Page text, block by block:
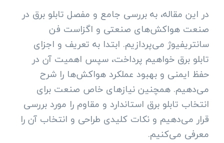
در این مقاله، به بررسی جامع و مفصل تابلو برق در
صنعت هواکش‌های صنعتی و اگزاست فن
سانتریفیوژ می‌پردازیم. ابتدا به تعریف و اجزای
تابلو برق خواهیم پرداخت، سپس اهمیت آن در
حفظ ایمنی و بهبود عملکرد هواکش‌ها را شرح
می‌دهیم. همچنین نیازهای خاص صنعت برای
انتخاب تابلو برق استاندارد و مقاوم را مورد بررسی
قرار می‌دهیم و نکات کلیدی طراحی و انتخاب آن را
معرفی می‌کنیم.